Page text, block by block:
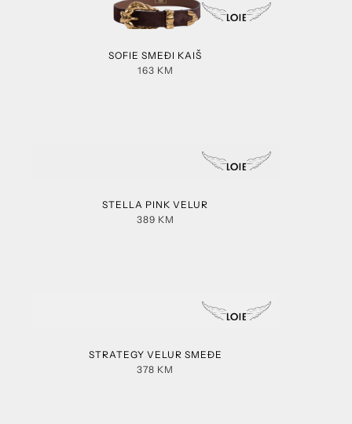
SOFIE SMEĐI KAIŠ
163 KM
STELLA PINK VELUR
389 KM
STRATEGY VELUR SMEĐE
378 KM